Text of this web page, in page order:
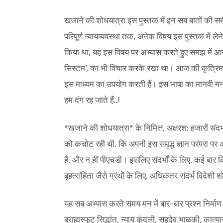
खजाने की शोधयात्रा इस पुस्तक में इन सब बातों की
परिपूर्ण न्यायव्यवस्था तक, अनेक विषय इस पुस्तक में
किया था, यह इस विषय पर अभ्यास करते हुए समझ में
सिस्टम’, का भी विचार करके रखा था। आज की
इस माध्यम का उपयोग करती हैं। इस भाषा का मानवी
हम दंग रह जाते हैं..!
*खजाने की शोधयात्रा* के निमित्त, अक्षरश: हजारों
को कचोट रही थी, कि अपनी इस समृद्ध ज्ञान परंपरा पर
हैं, और न हीं पीएचडी। इसलिए संदर्भों के लिए, कई बार
बृहत्संहिता जैसे ग्रंथों के लिए, अधिकतर संदर्भ विदेशी
यह सब अभ्यास करते समय मन में बार-बार प्रश्न निर्माण
ब्राह्मस्फूट सिद्धांत, न्याय कंदली, सहदेव भाळकी,